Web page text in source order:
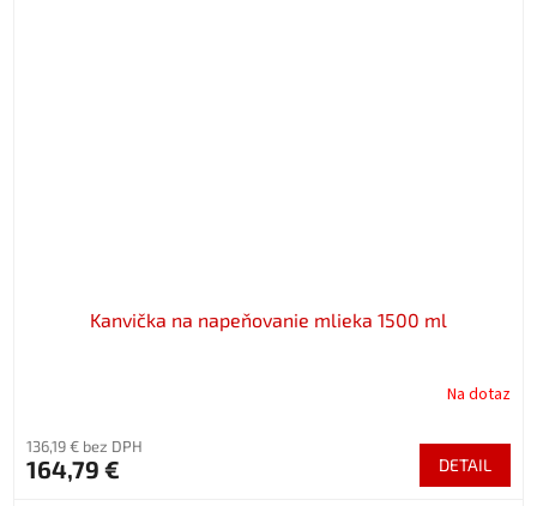
Kanvička na napeňovanie mlieka 1500 ml
Na dotaz
136,19 € bez DPH
164,79 € DETAIL